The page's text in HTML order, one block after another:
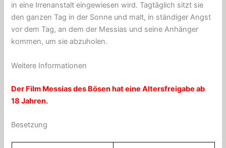
in eine Irrenanstalt eingewiesen wird. Tagtäglich sitzt sie
den ganzen Tag in der Sonne und malt, in ständiger Angst
vor dem Tag, an dem der Messias und seine Anhänger
kommen, um sie abzuholen.
Weitere Informationen
Der Film Messias des Bösen hat eine Altersfreigabe ab
18 Jahren.
Besetzung